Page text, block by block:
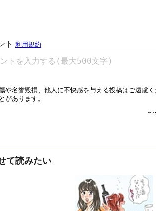
て読みたい